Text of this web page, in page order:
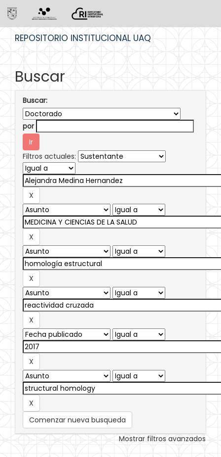
REPOSITORIO INSTITUCIONAL UAQ
Buscar
Buscar:
por
Filtros actuales:
Comenzar nueva busqueda
Mostrar filtros avanzados